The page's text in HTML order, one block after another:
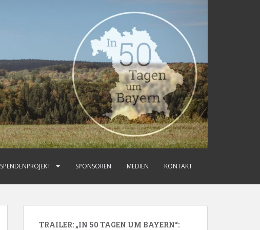
SPENDENPROJEKT SPONSOREN MEDIEN KONTAKT
TRAILER: „IN 50 TAGEN UM BAYERN“: